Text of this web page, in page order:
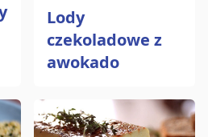
Lody
czekoladowe z
awokado